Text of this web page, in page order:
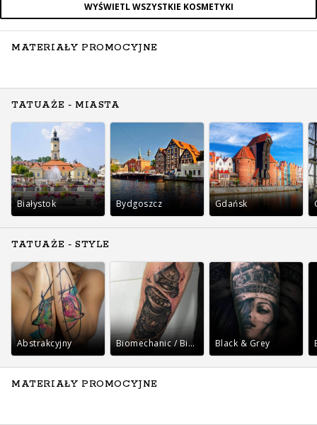
WYŚWIETL WSZYSTKIE KOSMETYKI
MATERIAŁY PROMOCYJNE
TATUAŻE - MIASTA
Białystok Bydgoszcz Gdańsk
TATUAŻE - STYLE
Abstrakcyjny Biomechanic / Bio-organic Black & Grey
MATERIAŁY PROMOCYJNE